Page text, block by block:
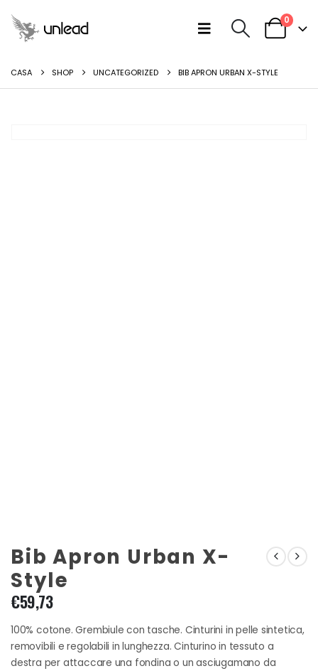
0
CASA SHOP UNCATEGORIZED BIB APRON URBAN X-STYLE
Bib Apron Urban X-
Style
€59,73
100% cotone. Grembiule con tasche. Cinturini in pelle sintetica,
removibili e regolabili in lunghezza. Cinturino in tessuto a
destra per attaccare una fondina o un asciugamano da